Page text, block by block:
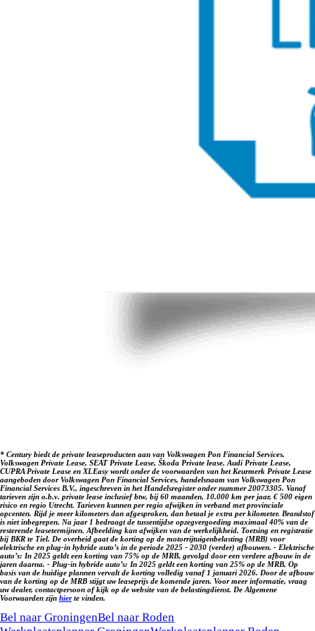
* Century biedt de private leaseproducten aan van Volkswagen Pon Financial Services.
Volkswagen Private Lease, SEAT Private Lease, Škoda Private lease. Audi Private Lease,
CUPRA Private Lease en XLEasy wordt onder de voorwaarden van het Keurmerk Private Lease
aangeboden door Volkswagen Pon Financial Services, handelsnaam van Volkswagen Pon
Financial Services B.V., ingeschreven in het Handelsregister onder nummer 20073305. Vanaf
tarieven zijn o.b.v. private lease inclusief btw, bij 60 maanden, 10.000 km per jaar, € 500 eigen
risico en regio Utrecht. Tarieven kunnen per regio afwijken in verband met provinciale
opcenten. Rijd je meer kilometers dan afgesproken, dan betaal je extra per kilometer. Brandstof
is niet inbegrepen. Na jaar 1 bedraagt de tussentijdse opzegvergoeding maximaal 40% van de
resterende leasetermijnen. Afbeelding kan afwijken van de werkelijkheid. Toetsing en registratie
bij BKR te Tiel. De overheid gaat de korting op de motorrijtuigenbelasting (MRB) voor
elektrische en plug-in hybride auto’s in de periode 2025 - 2030 (verder) afbouwen. - Elektrische
auto’s: In 2025 geldt een korting van 75% op de MRB, gevolgd door een verdere afbouw in de
jaren daarna. - Plug-in hybride auto’s: In 2025 geldt een korting van 25% op de MRB, Op
basis van de huidige plannen vervalt de korting volledig vanaf 1 januari 2026. Door de afbouw
van de korting op de MRB stijgt uw leaseprijs de komende jaren. Voor meer informatie, vraag
uw dealer, contactpersoon of kijk op de website van de belastingdienst. De Algemene
Voorwaarden zijn hierte vinden.
Bel naar GroningenBel naar Roden